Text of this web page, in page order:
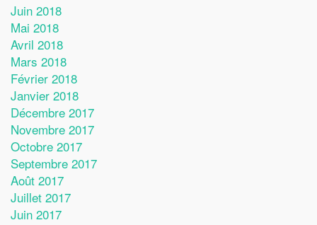
Juin 2018
Mai 2018
Avril 2018
Mars 2018
Février 2018
Janvier 2018
Décembre 2017
Novembre 2017
Octobre 2017
Septembre 2017
Août 2017
Juillet 2017
Juin 2017